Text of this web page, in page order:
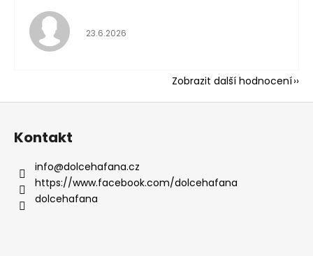
Hodnocení
23.6.2026
Zobrazit další hodnocení
Z
Kontakt
info@dolcehafana.cz
https://www.facebook.com/dolcehafana
dolcehafana